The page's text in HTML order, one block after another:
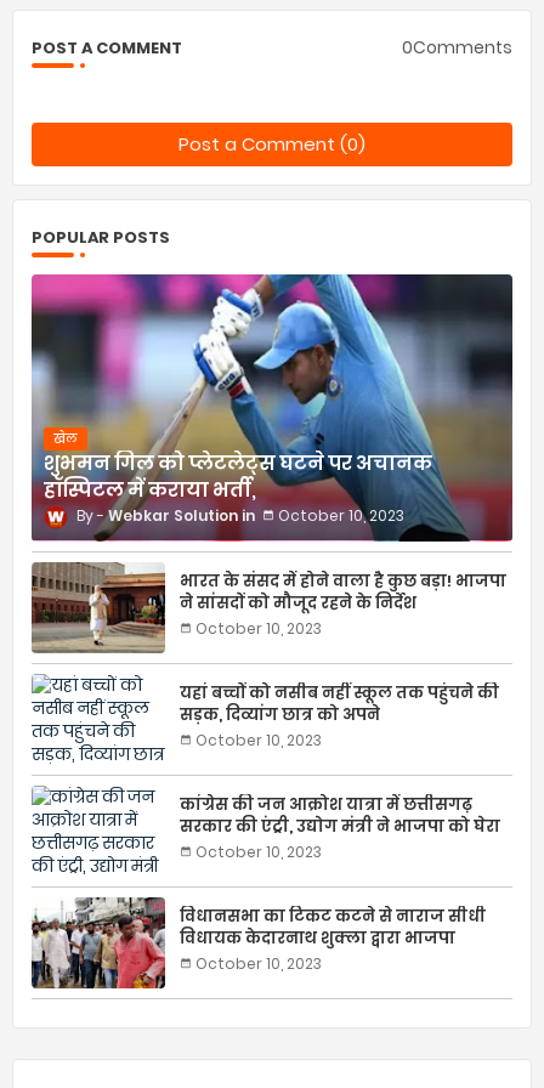
POST A COMMENT 0Comments
Post a Comment (0)
POPULAR POSTS
खेल
शुभमन गिल को प्लेटलेट्स घटने पर अचानक
हॉस्पिटल में कराया भर्ती,
Webkar Solution October 10, 2023
भारत के संसद में होने वाला है कुछ बड़ा! भाजपा
ने सांसदों को मौजूद रहने के निर्देश
October 10, 2023
यहां बच्चों को नसीब नहीं स्कूल तक पहुंचने की
सड़क, दिव्यांग छात्र को अपने
October 10, 2023
कांग्रेस की जन आक्रोश यात्रा में छत्तीसगढ़
सरकार की एंट्री, उद्योग मंत्री ने भाजपा को घेरा
October 10, 2023
विधानसभा का टिकट कटने से नाराज सीधी
विधायक केदारनाथ शुक्ला द्वारा भाजपा
October 10, 2023